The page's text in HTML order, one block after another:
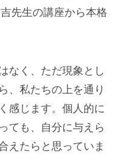
先生の講座から本格
なく、ただ現象とし
、私たちの上を通り
感じます。個人的に
ても、自分に与えら
えたらと思っていま